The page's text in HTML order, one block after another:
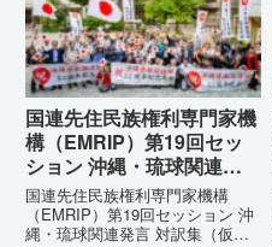
国連先住民族権利専門家機
構（EMRIP）第19回セッ
ション 沖縄・琉球関連発
言 対訳集（仮訳）
国連先住民族権利専門家機構
（EMRIP）第19回セッション 沖
縄・琉球関連発言 対訳集（仮